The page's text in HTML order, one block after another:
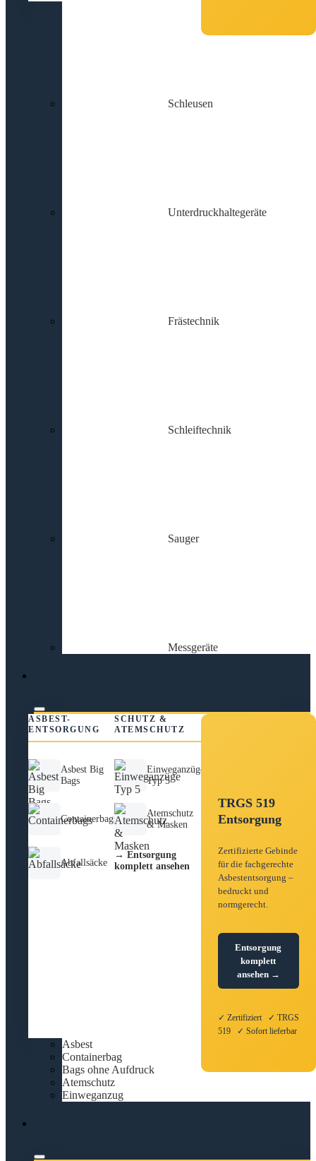
Schleusen
Unterdruckhaltegeräte
Frästechnik
Schleiftechnik
Sauger
Messgeräte
ASBEST-
ENTSORGUNG
Asbest Big
Bags
Containerbags
Abfallsäcke
SCHUTZ &
ATEMSCHUTZ
Einweganzüge
Typ 5
Atemschutz
& Masken
→ Entsorgung
komplett ansehen
TRGS 519
Entsorgung
Zertifizierte Gebinde
für die fachgerechte
Asbestentsorgung –
bedruckt und
normgerecht.
Entsorgung
komplett
ansehen →
✓ Zertifiziert ✓ TRGS
519 ✓ Sofort lieferbar
Asbest
Containerbag
Bags ohne Aufdruck
Atemschutz
Einweganzug